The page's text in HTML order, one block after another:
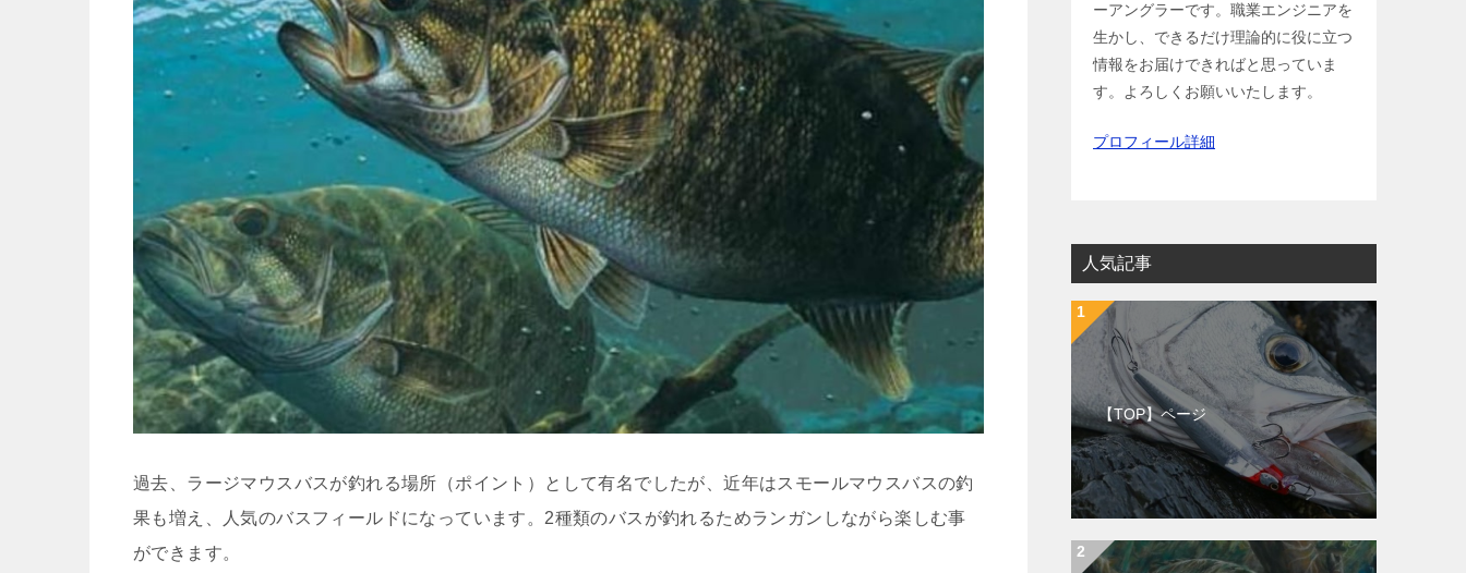
過去、ラージマウスバスが釣れる場所（ポイント）として有名でしたが、近年はスモールマウスバスの釣
果も増え、人気のバスフィールドになっています。2種類のバスが釣れるためランガンしながら楽しむ事
ができます。
ーアングラーです。職業エンジニアを
生かし、できるだけ理論的に役に立つ
情報をお届けできればと思っていま
す。よろしくお願いいたします。
プロフィール詳細
人気記事
【TOP】ページ